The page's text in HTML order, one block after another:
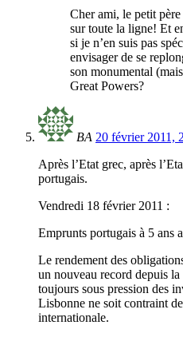
Cher ami, le petit
sur toute la ligne! Et
si je n’en suis pas
envisager de se
son monumental
Great Powers?
BA 20 février 2011,
Après l’Etat grec, après
portugais.
Vendredi 18 février 2011 :
Emprunts portugais à 5 ans
Le rendement des
un nouveau record depuis
toujours sous pression des
Lisbonne ne soit contraint
internationale.